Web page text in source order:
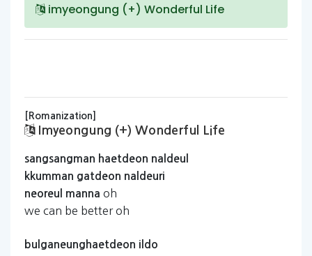
imyeongung (+) Wonderful Life
[Romanization]
Imyeongung (+) Wonderful Life
sangsangman haetdeon naldeul
kkumman gatdeon naldeuri
neoreul
manna oh
we can be better oh
bulganeunghaetdeon ildo